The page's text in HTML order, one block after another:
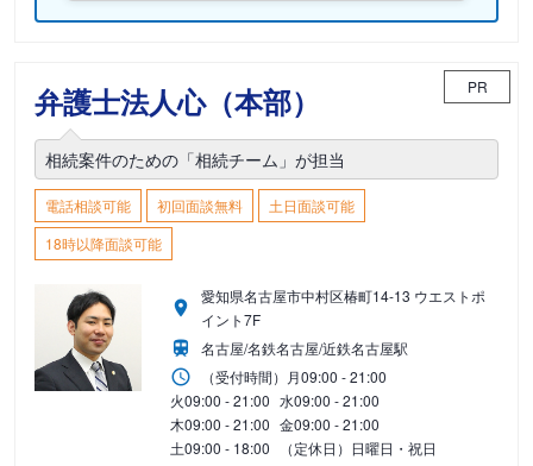
弁護士法人心（本部） PR
相続案件のための「相続チーム」が担当
電話相談可能 初回面談無料
土日面談可能
18時以降面談可能
愛知県名古屋市中村区椿町14-13 ウエストポ
イント7F
名古屋/名鉄名古屋/近鉄名古屋駅
（受付時間） 月09:00 - 21:00
火09:00 - 21:00 水09:00 - 21:00
木09:00 - 21:00 金09:00 - 21:00
土09:00 - 18:00 （定休日）日曜日・祝日